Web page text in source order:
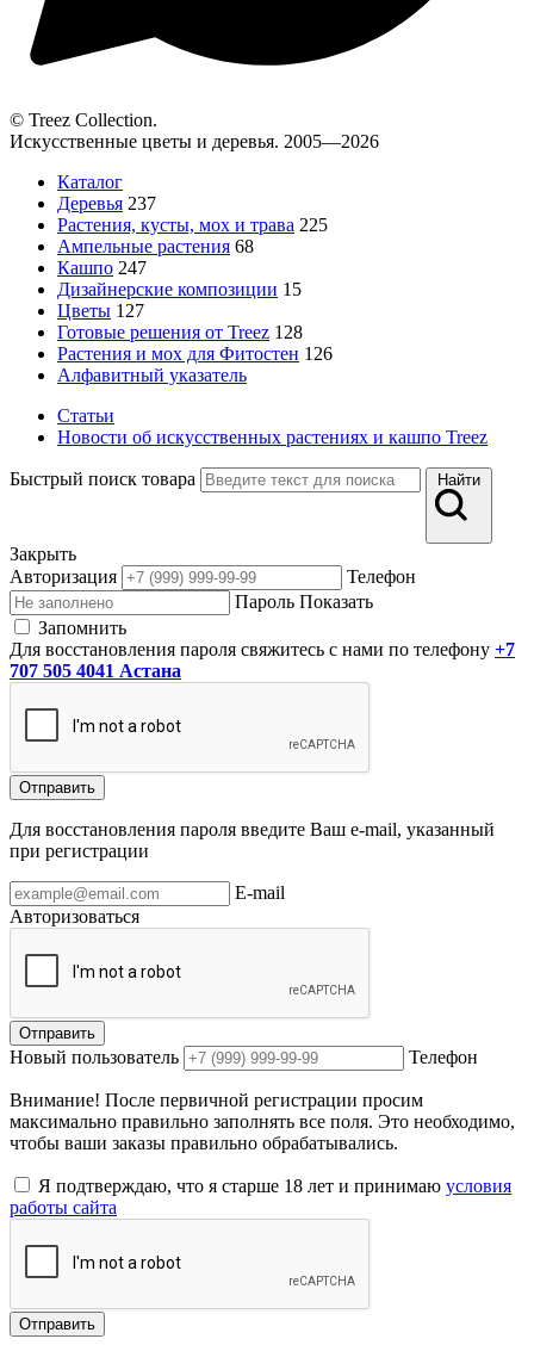
© Treez Collection.
Искусственные цветы и деревья. 2005—2026
Каталог
Деревья 237
Растения, кусты, мох и трава 225
Ампельные растения 68
Кашпо 247
Дизайнерские композиции 15
Цветы 127
Готовые решения от Treez 128
Растения и мох для Фитостен 126
Алфавитный указатель
Статьи
Новости об искусственных растениях и кашпо Treez
Быстрый поиск товара Найти
Закрыть
Авторизация
Телефон
Пароль Показать
Запомнить
Для восстановления пароля свяжитесь с нами по телефону +7
707 505 4041 Астана
Отправить
Для восстановления пароля введите Ваш e-mail, указанный
при регистрации
E-mail
Авторизоваться
Отправить
Новый пользователь Телефон
Внимание! После первичной регистрации просим
максимально правильно заполнять все поля. Это необходимо,
чтобы ваши заказы правильно обрабатывались.
Я подтверждаю, что я старше 18 лет и принимаю условия
работы сайта
Отправить